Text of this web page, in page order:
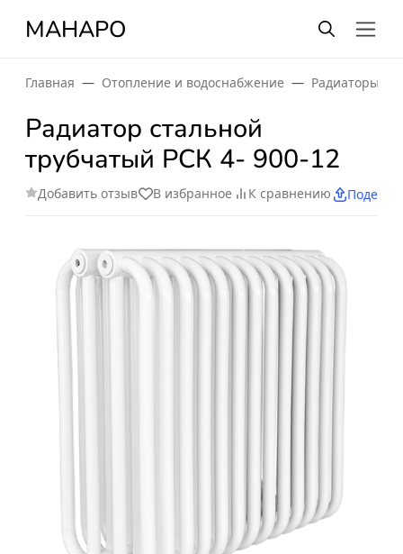
МАНАРО
Главная Отопление и водоснабжение Радиаторы
Радиатор стальной
трубчатый РСК 4- 900-12
Добавить отзыв В избранное К сравнению